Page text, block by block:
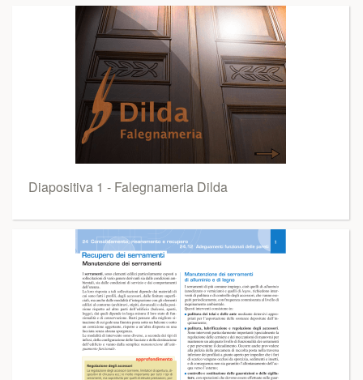
Diapositiva 1 - Falegnameria Dilda